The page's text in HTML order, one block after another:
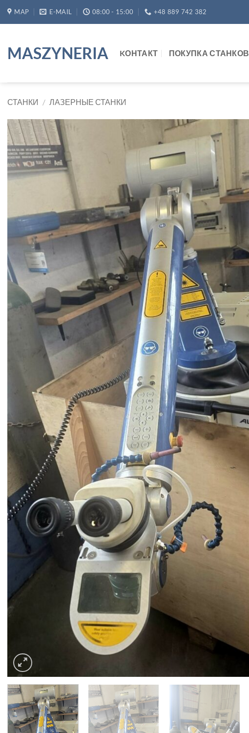
MAP E-MAIL 08:00 - 15:00 +48 889 742 382
MASZYNERIA KОНТАКТ ПОКУПКА СТАНКОВ
СТАНКИ / ЛАЗЕРНЫЕ СТАНКИ